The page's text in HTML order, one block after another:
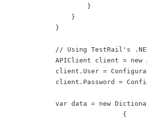
                    }
                }
            }
// Using TestRail's
APIClient client = new
client.User =
client.Password =
var data = new
                             {